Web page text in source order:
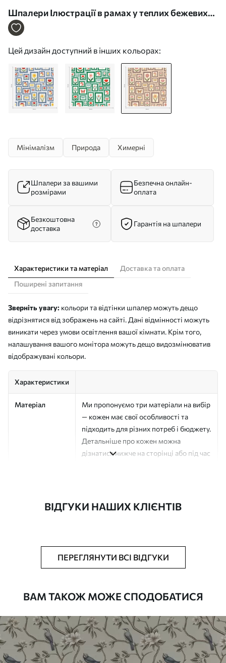
Шпалери Ілюстрації в рамах у теплих бежевих
тонах Nr. a01176v2
Цей дизайн доступний в інших кольорах:
Мінімалізм Природа Химерні
Шпалери за вашими
розмірами
Безпечна онлайн-
оплата
Безкоштовна
доставка
Гарантія на шпалери
Характеристики та матеріал
Доставка та оплата
Поширені запитання
Зверніть увагу: кольори та відтінки шпалер можуть дещо
відрізнятися від зображень на сайті. Дані відмінності можуть
виникати через умови освітлення вашої кімнати. Крім того,
налашування вашого монітора можуть дещо видозмінюватив
відображувані кольори.
Характеристики
Матеріал
Ми пропонуємо три матеріали на вибір
— кожен має свої особливості та
підходить для різних потреб і бюджету.
Детальніше про кожен можна
дізнатися нижче на сторінці або під час
Номер артикулу a01176v2
Виробництво
Друк на замовлення, постачається
рулонами до 50 см завширшки
Додатково
Можна додати покриття лаком та/або
клей для шпалер
Очищення
Обережно очищайте м’якою губкою.
Шпалери з покриттям лаком можна
мити водою
ВІДГУКИ НАШИХ КЛІЄНТІВ
ПЕРЕГЛЯНУТИ ВСІ ВІДГУКИ
ВАМ ТАКОЖ МОЖЕ СПОДОБАТИСЯ